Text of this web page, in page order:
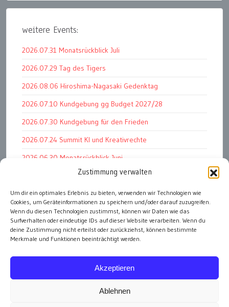
Zustimmung verwalten
Um dir ein optimales Erlebnis zu bieten, verwenden wir Technologien wie
Cookies, um Geräteinformationen zu speichern und/oder darauf zuzugreifen.
Wenn du diesen Technologien zustimmst, können wir Daten wie das
Surfverhalten oder eindeutige IDs auf dieser Website verarbeiten. Wenn du
deine Zustimmung nicht erteilst oder zurückziehst, können bestimmte
Merkmale und Funktionen beeinträchtigt werden.
Akzeptieren
Ablehnen
weitere Events:
2026.07.31 Monatsrückblick Juli
2026.07.29 Tag des Tigers
2026.08.06 Hiroshima-Nagasaki Gedenktag
2026.07.10 Kundgebung gg Budget 2027/28
2026.07.30 Kundgebung für den Frieden
2026.07.24 Summit KI und Kreativrechte
2026.06.30 Monatsrückblick Juni
2026.07.11 Worauf es letztlich ankommt
2026.07.01 Markenwert Studie 2026
2026.07.07 Open Space im Weltmuseum
alle Events